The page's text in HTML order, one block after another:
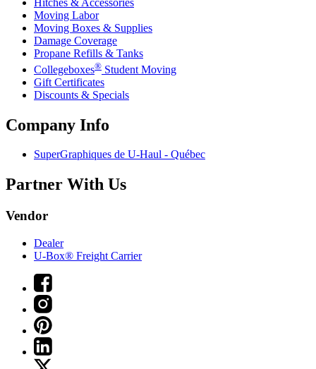
Hitches & Accessories
Moving Labor
Moving Boxes & Supplies
Damage Coverage
Propane Refills & Tanks
Collegeboxes® Student Moving
Gift Certificates
Discounts & Specials
Company Info
SuperGraphiques de U-Haul - Québec
Partner With Us
Vendor
Dealer
U-Box® Freight Carrier